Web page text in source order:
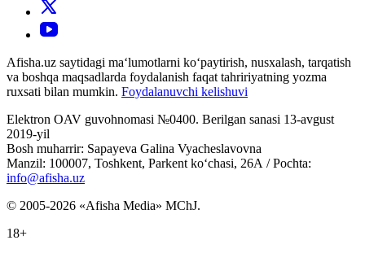
Afisha.uz saytidagi ma‘lumotlarni ko‘paytirish, nusxalash, tarqatish
va boshqa maqsadlarda foydalanish faqat tahririyatning yozma
ruxsati bilan mumkin. Foydalanuvchi kelishuvi
Elektron OAV guvohnomasi №0400. Berilgan sanasi 13-avgust
2019-yil
Bosh muharrir: Sapayeva Galina Vyacheslavovna
Manzil: 100007, Toshkent, Parkent ko‘chasi, 26А / Pochta:
info@afisha.uz
© 2005-2026 «Afisha Media» MChJ.
18+